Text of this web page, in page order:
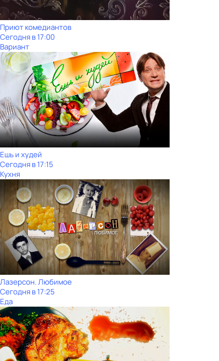
Приют комедиантов
Сегодня в 17:00
Вариант
Ешь и худей
Сегодня в 17:15
Кухня
Лазерсон. Любимое
Сегодня в 17:25
Еда